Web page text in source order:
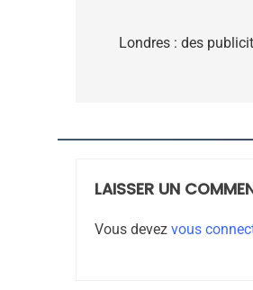
Londres : des
LAISSER UN
Vous devez vous